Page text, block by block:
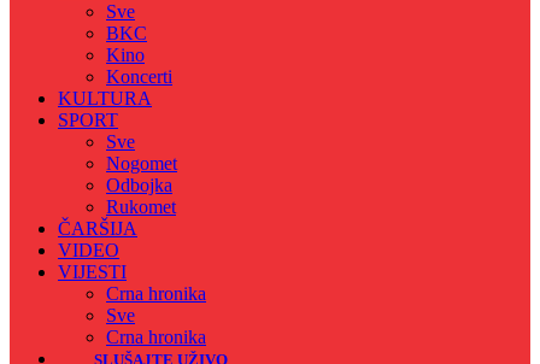
Sve
BKC
Kino
Koncerti
KULTURA
SPORT
Sve
Nogomet
Odbojka
Rukomet
ČARŠIJA
VIDEO
VIJESTI
Crna hronika
Sve
Crna hronika
SLUŠAJTE UŽIVO